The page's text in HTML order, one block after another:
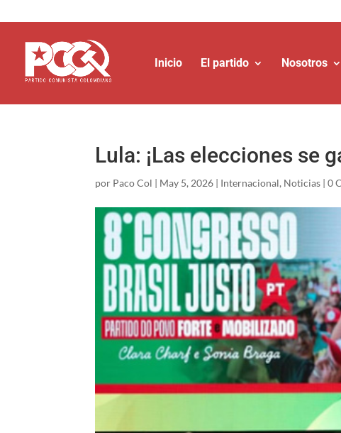
Inicio El partido Nosotros
Lula: ¡Las elecciones se
por Paco Col | May 5, 2026 | Internacional, Noticias |0